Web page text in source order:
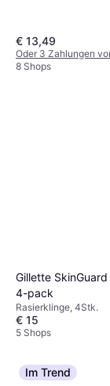
€ 13,49
Oder 3 Zahlungen
8 Shops
Gillette
4-pack
Rasierklinge, 4Stk.
€ 15
5 Shops
Im Trend